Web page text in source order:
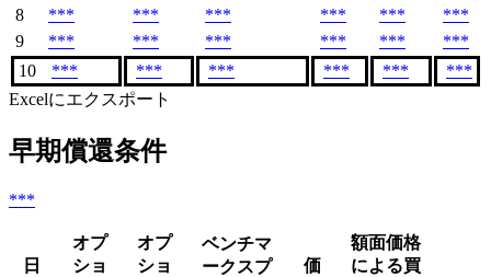
8
*** *** *** *** ***
***
9
*** *** *** *** ***
***
10
*** *** *** *** ***
***
Excelにエクスポート
早期償還条件
***
日
オプ
ショ
オプ
ショ
ベンチマ
ークスプ
価
額面価格
による買